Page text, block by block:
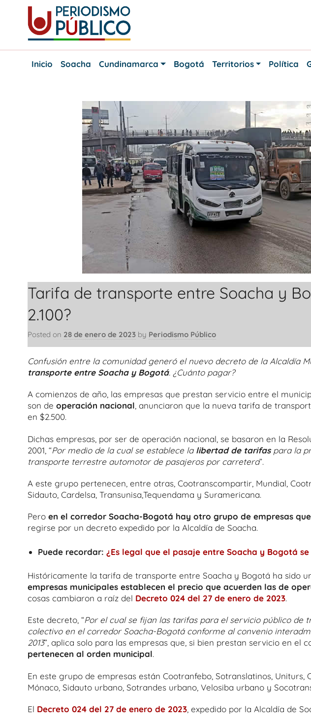
content
Periodismo
Noticias
Inicio
Soacha Cundinamarca Bogotá Territorios Política
Tarifa de transporte entre Soacha y
2.100?
Posted on 28 de enero de 2023 by Periodismo Público
Confusión entre la comunidad generó el nuevo decreto de la Alcaldía
transporte entre Soacha y Bogotá. ¿Cuánto pagar?
A comienzos de año, las empresas que prestan servicio entre el
son de operación nacional, anunciaron que la nueva tarifa de
en $2.500.
Dichas empresas, por ser de operación nacional, se basaron en la
2001, “Por medio de la cual se establece la libertad de tarifaspara la
transporte terrestre automotor de pasajeros por carretera”.
A este grupo pertenecen, entre otras, Cootranscompartir, Mundial,
Sidauto, Cardelsa, Transunisa,Tequendama y Suramericana.
Pero en el corredor Soacha-Bogotá hay otro grupo de empresas
regirse por un decreto expedido por la Alcaldía de Soacha.
Puede recordar:¿Es legal que el pasaje entre Soacha y Bogotá
Históricamente la tarifa de transporte entre Soacha y Bogotá ha sido
empresas municipales establecen el precio que acuerden las de
cosas cambiaron a raíz del Decreto 024 del 27 de enero de 2023.
Este decreto, “Por el cual se fijan las tarifas para el servicio público de
colectivo en el corredor Soacha-Bogotá conforme al convenio
2013”, aplica solo para las empresas que, si bien prestan servicio en el
pertenecen al orden municipal.
En este grupo de empresas están Cootranfebo, Sotranslatinos, Uniturs,
Mónaco, Sidauto urbano, Sotrandes urbano, Velosiba urbano y
El Decreto 024 del 27 de enero de 2023 , expedido por la Alcaldía de